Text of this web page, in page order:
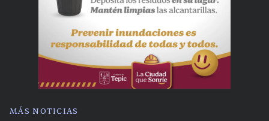
MÁS NOTICIAS